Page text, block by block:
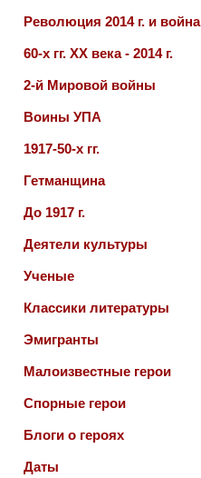
Революция 2014 г. и война
60-х гг. ХХ века - 2014 г.
2-й Мировой войны
Воины УПА
1917-50-х гг.
Гетманщина
До 1917 г.
Деятели культуры
Ученые
Классики литературы
Эмигранты
Малоизвестные герои
Спорные герои
Блоги о героях
Даты